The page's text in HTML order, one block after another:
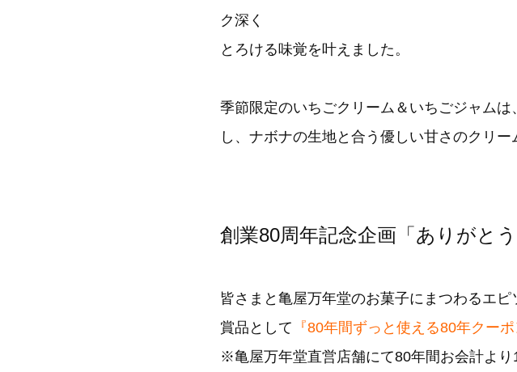
ク深く
とろける味覚を叶えました。
季節限定のいちごクリーム＆いちごジャム
し、ナボナの生地と合う優しい甘さのクリ
創業80周年記念企画「ありがと
皆さまと亀屋万年堂のお菓子にまつわるエ
賞品として 『80年間ずっと使える80年クーポ
※亀屋万年堂直営店舗にて80年間お会計より